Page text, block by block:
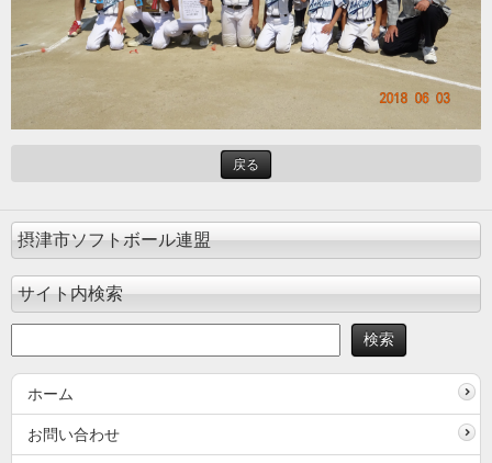
戻る
摂津市ソフトボール連盟
サイト内検索
ホーム
お問い合わせ